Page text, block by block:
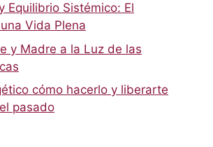
Equilibrio Sistémico: El
Vida Plena
y Madre a la Luz de las
cómo hacerlo y liberarte
pasado